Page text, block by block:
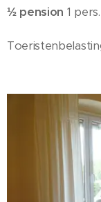
½ pension 1 pers.